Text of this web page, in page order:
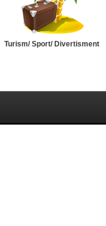
Turism/ Sport/ Divertisment